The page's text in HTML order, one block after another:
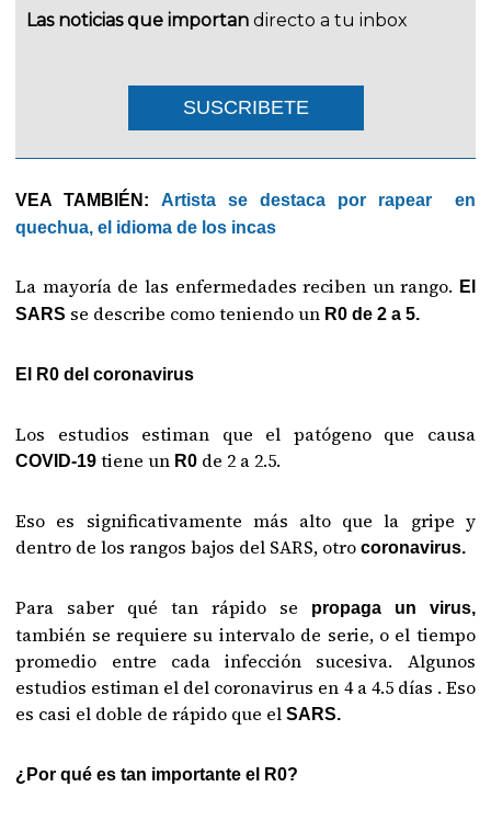
Las noticias que importan directo a tu inbox
SUSCRIBETE
VEA TAMBIÉN:Artista se destaca por rapear en
quechua, el idioma de los incas
La mayoría de las enfermedades reciben un rango. El
SARS se describe como teniendo un R0 de 2 a 5.
El R0 del coronavirus
Los estudios estiman que el patógeno que causa
COVID-19 tiene un R0 de 2 a 2.5.
Eso es significativamente más alto que la gripe y
dentro de los rangos bajos del SARS, otrocoronavirus.
Para saber qué tan rápido se propaga un virus,
también se requiere su intervalo de serie, o el tiempo
promedio entre cada infección sucesiva. Algunos
estudios estiman el del coronavirus en 4 a 4.5 días . Eso
es casi el doble de rápido que el SARS.
¿Por qué es tan importante el R0?